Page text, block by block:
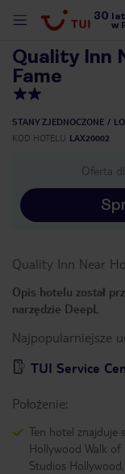
30 lat
w
Quality Inn
Fame
STANY ZJEDNOCZONE
KOD HOTELU LAX20002
Oferta
Quality Inn Near
Opis hotelu został
narzędzie DeepL
Najpopularniejsze
TUI Service
Położenie:
Ten hotel znajduje
Hollywood Walk of
Studios